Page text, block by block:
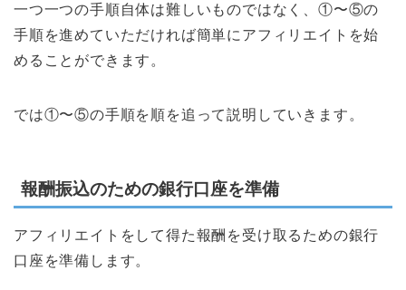
一つ一つの手順自体は難しいものではなく、①〜⑤の
手順を進めていただければ簡単にアフィリエイトを始
めることができます。
では①〜⑤の手順を順を追って説明していきます。
報酬振込のための銀行口座を準備
アフィリエイトをして得た報酬を受け取るための銀行
口座を準備します。